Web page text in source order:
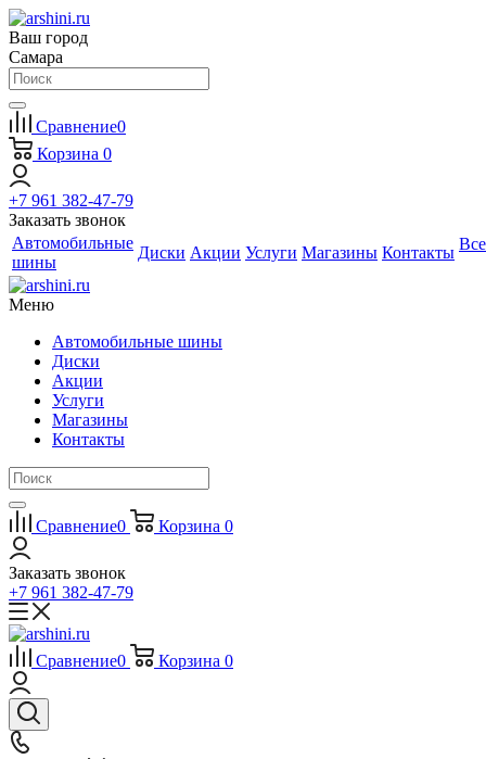
Ваш город
Самара
Сравнение0
Корзина 0
+7 961 382-47-79
Заказать звонок
Автомобильные
шины
Диски Акции Услуги Магазины Контакты Все
Меню
Автомобильные шины
Диски
Акции
Услуги
Магазины
Контакты
Сравнение0 Корзина 0
Заказать звонок
+7 961 382-47-79
Сравнение0 Корзина 0